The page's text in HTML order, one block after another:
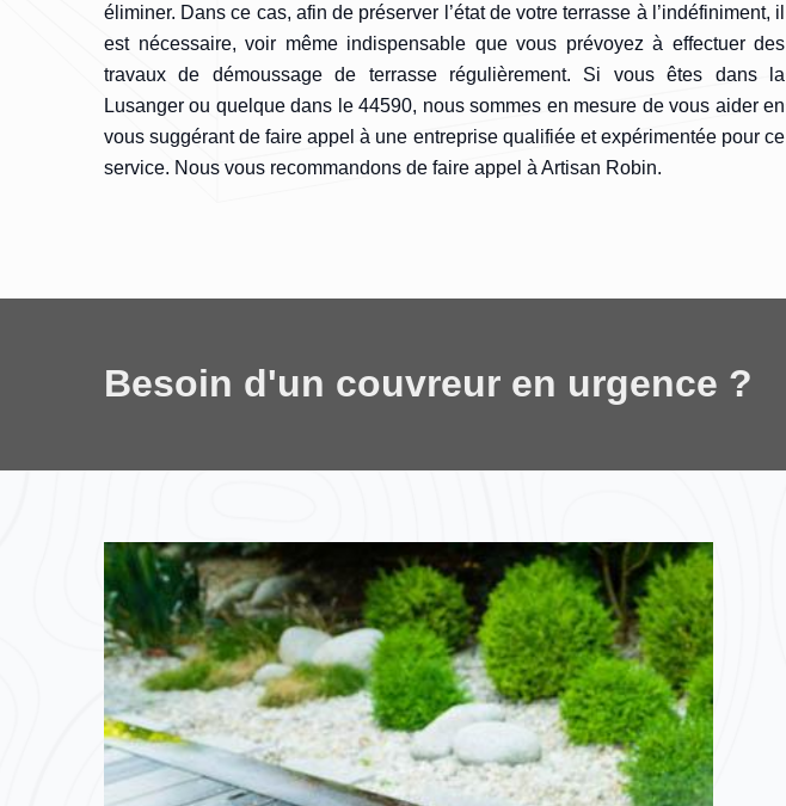
éliminer. Dans ce cas, afin de préserver l’état de votre terrasse à l’indéfiniment, il
est nécessaire, voir même indispensable que vous prévoyez à effectuer des
travaux de démoussage de terrasse régulièrement. Si vous êtes dans la
Lusanger ou quelque dans le 44590, nous sommes en mesure de vous aider en
vous suggérant de faire appel à une entreprise qualifiée et expérimentée pour ce
service. Nous vous recommandons de faire appel à Artisan Robin.
Besoin d'un couvreur en urgence ?